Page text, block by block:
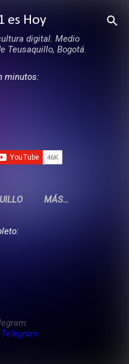
principal
es Hoy
digital. Medio
Teusaquillo, Bogotá.
minutos:
MÁS…